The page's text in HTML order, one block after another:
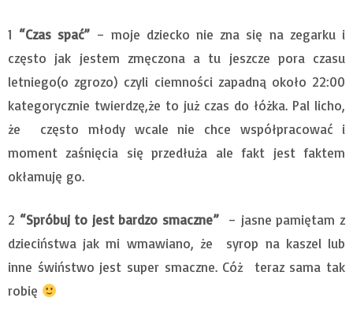
1 “Czas spać” – moje dziecko nie zna się na zegarku i
często jak jestem zmęczona a tu jeszcze pora czasu
letniego(o zgrozo) czyli ciemności zapadną około 22:00
kategorycznie twierdzę,że to już czas do łóżka. Pal licho,
że często młody wcale nie chce współpracować i
moment zaśnięcia się przedłuża ale fakt jest faktem
okłamuję go.
2 “Spróbuj to jest bardzo smaczne”
– jasne pamiętam z
dzieciństwa jak mi wmawiano, że syrop na kaszel lub
inne świństwo jest super smaczne. Cóż teraz sama tak
robię